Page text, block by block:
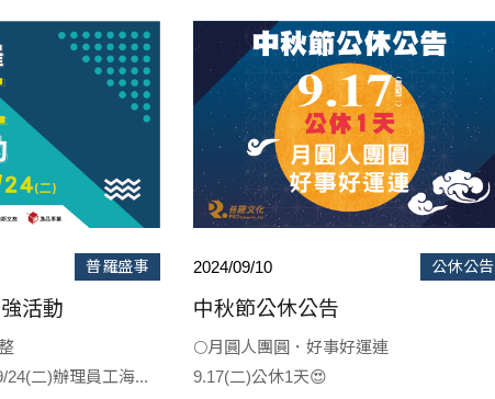
普羅盛事
活動
24(二)辦理員工海...
2024/09/10 公休公告
中秋節公休公告
🌕月圓人團圓．好事好運連
9.17(二)公休1天😍